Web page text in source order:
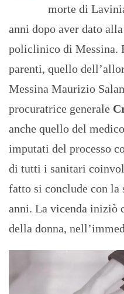
morte di
anni dopo aver dato
policlinico di Messina.
parenti, quello
Messina Maurizio
procuratrice generale
anche quello del
imputati del processo
di tutti i sanitari
fatto si conclude con la
anni. La vicenda iniziò
della donna,